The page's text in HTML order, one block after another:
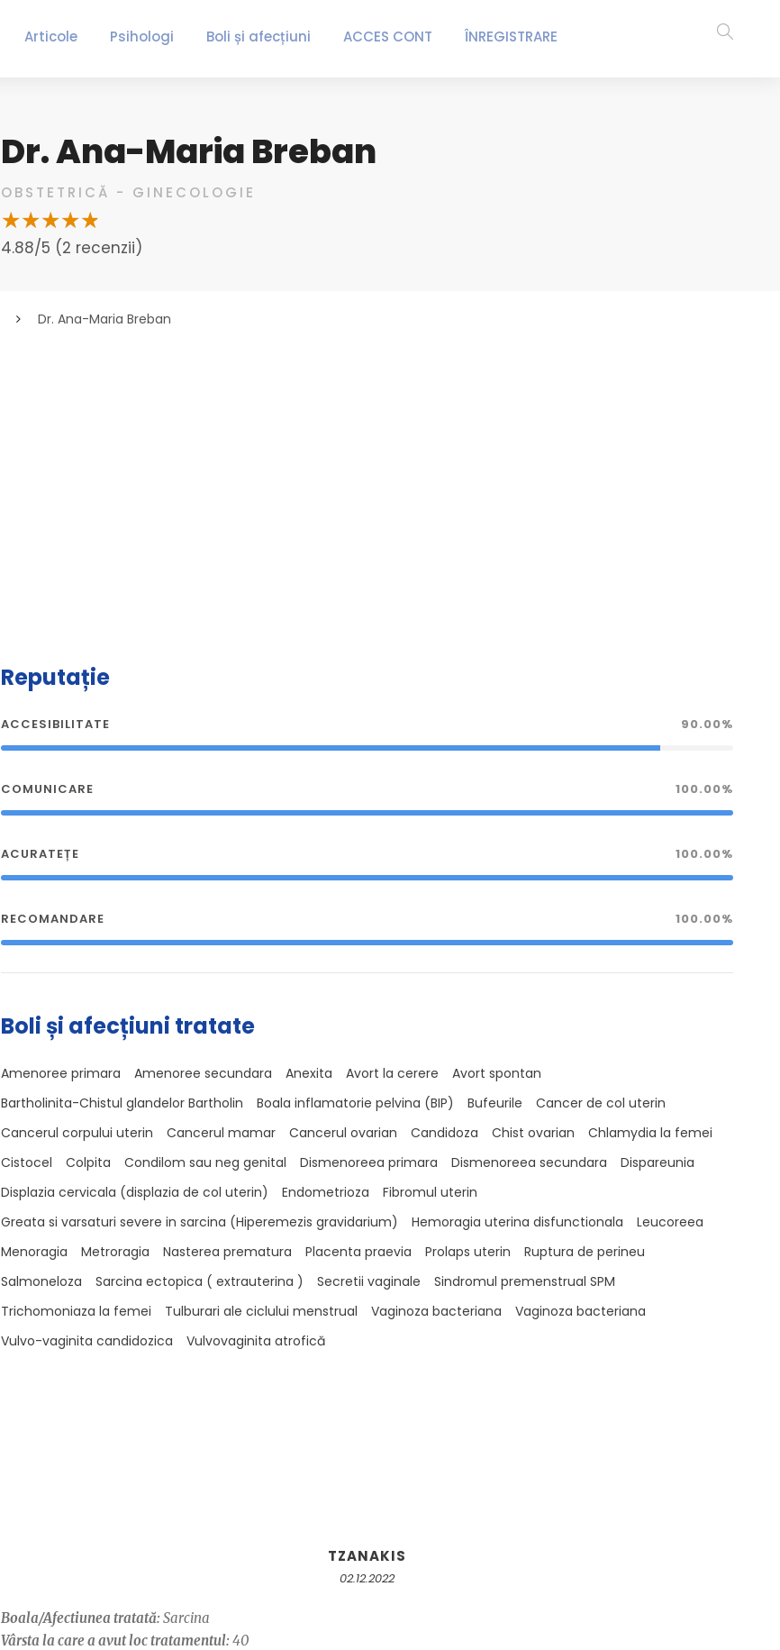
Articole Psihologi Boli și afecțiuni ACCES CONT ÎNREGISTRARE
Dr. Ana-Maria Breban
OBSTETRICĂ - GINECOLOGIE
4.88/5 (2 recenzii)
Dr. Ana-Maria Breban
Reputație
ACCESIBILITATE 90.00%
COMUNICARE 100.00%
ACURATEȚE 100.00%
RECOMANDARE 100.00%
Boli și afecțiuni tratate
Amenoree primara Amenoree secundara Anexita Avort la cerere
Avort spontan
Bartholinita-Chistul glandelor Bartholin
Boala inflamatorie pelvina (BIP) Bufeurile
Cancer de col uterin
Cancerul corpului uterin
Cancerul mamar Cancerul ovarian Candidoza Chist ovarian
Chlamydia la femei
Cistocel
Colpita Condilom sau neg genital Dismenoreea primara Dismenoreea secundara
Dispareunia
Displazia cervicala (displazia de col uterin)
Endometrioza
Fibromul uterin
Greata si varsaturi severe in sarcina (Hiperemezis gravidarium)
Hemoragia uterina disfunctionala
Leucoreea
Menoragia
Metroragia Nasterea prematura Placenta praevia Prolaps uterin
Ruptura de perineu
Salmoneloza
Sarcina ectopica ( extrauterina ) Secretii vaginale
Sindromul premenstrual SPM
Trichomoniaza la femei
Tulburari ale ciclului menstrual Vaginoza bacteriana
Vaginoza bacteriana
Vulvo-vaginita candidozica
Vulvovaginita atrofică
TZANAKIS
02.12.2022
Boala/Afectiunea tratată: Sarcina
Vârsta la care a avut loc tratamentul: 40